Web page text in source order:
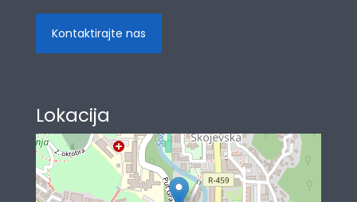
Kontaktirajte nas
Lokacija